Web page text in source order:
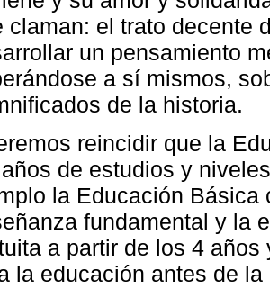
claman: el trato decente
un pensamiento
a sí mismos,
de la historia.
reincidir que la
de estudios y
la Educación
fundamental y la
a partir de los 4
la educación antes de